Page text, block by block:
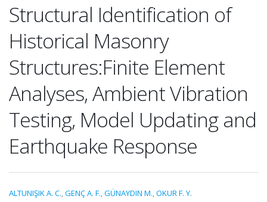
Structural Identification of
Historical Masonry
Structures:Finite Element
Analyses, Ambient Vibration
Testing, Model Updating and
Earthquake Response
ALTUNIŞIK A. C.,GENÇ A. F.,GÜNAYDIN M.,OKUR F. Y.